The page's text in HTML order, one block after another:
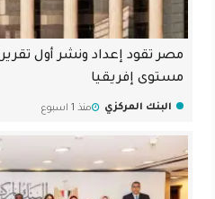
مصر تقود إعداد ونشر أول
مستوى إفريقيا
البنك المركزي منذ 1 اسبوع